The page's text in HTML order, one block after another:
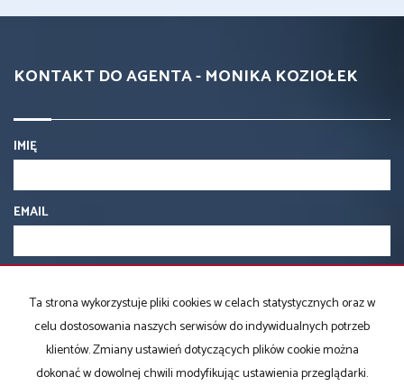
KONTAKT DO AGENTA - MONIKA KOZIOŁEK
IMIĘ
EMAIL
KOD ZABEZPIECZAJĄCY
Ta strona wykorzystuje pliki cookies w celach statystycznych oraz w
celu dostosowania naszych serwisów do indywidualnych potrzeb
klientów. Zmiany ustawień dotyczących plików cookie można
dokonać w dowolnej chwili modyfikując ustawienia przeglądarki.